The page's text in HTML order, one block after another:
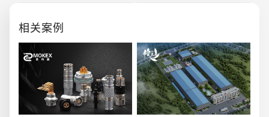
相关案例
创意品牌型网站 · 标准企业官网建设 · 外贸网